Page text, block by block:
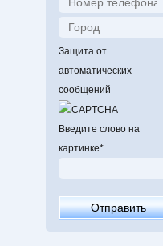
Защита от
автоматических
сообщений
Введите слово на
картинке*